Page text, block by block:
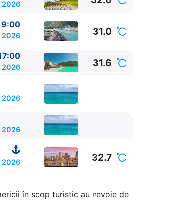
2026
2026 31.0
2026 31.6
2026
2026
2026 32.7
în scop turistic au nevoie de